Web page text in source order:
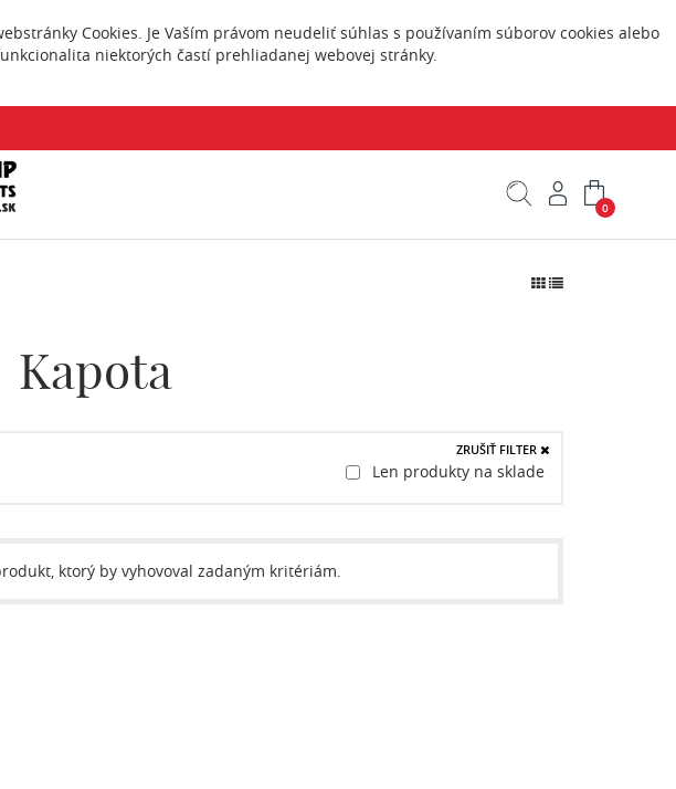
Cookies. Je Vaším právom neudeliť súhlas s používaním súborov cookies alebo
niektorých častí prehliadanej webovej stránky.
0
Kapota
Len produkty na sklade
ZRUŠIŤ FILTER
ktorý by vyhovoval zadaným kritériám.